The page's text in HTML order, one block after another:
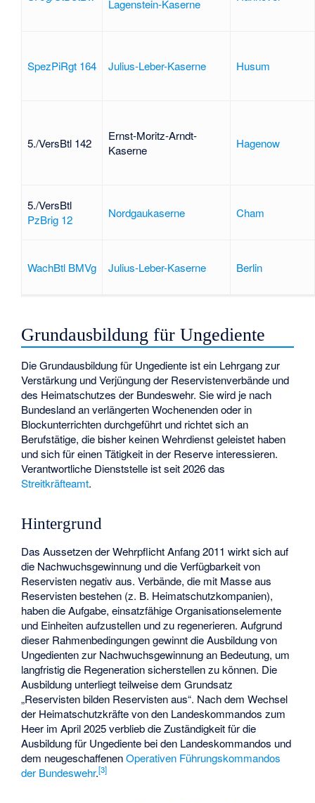
Lagenstein-Kaserne
SpezPiRgt 164 Julius-Leber-Kaserne Husum
5./VersBtl 142
Ernst-Moritz-Arndt-
Kaserne
Hagenow
5./VersBtl
PzBrig 12
Nordgaukaserne Cham
WachBtl BMVg Julius-Leber-Kaserne Berlin
Grundausbildung für Ungediente
Die Grundausbildung für Ungediente ist ein Lehrgang zur
Verstärkung und Verjüngung der Reservistenverbände und
des Heimatschutzes der Bundeswehr. Sie wird je nach
Bundesland an verlängerten Wochenenden oder in
Blockunterrichten durchgeführt und richtet sich an
Berufstätige, die bisher keinen Wehrdienst geleistet haben
und sich für einen Tätigkeit in der Reserve interessieren.
Verantwortliche Dienststelle ist seit 2026 das
Streitkräfteamt.
Hintergrund
Das Aussetzen der Wehrpflicht Anfang 2011 wirkt sich auf
die Nachwuchsgewinnung und die Verfügbarkeit von
Reservisten negativ aus. Verbände, die mit Masse aus
Reservisten bestehen (z. B. Heimatschutzkompanien),
haben die Aufgabe, einsatzfähige Organisationselemente
und Einheiten aufzustellen und zu regenerieren. Aufgrund
dieser Rahmenbedingungen gewinnt die Ausbildung von
Ungedienten zur Nachwuchsgewinnung an Bedeutung, um
langfristig die Regeneration sicherstellen zu können. Die
Ausbildung unterliegt teilweise dem Grundsatz
„Reservisten bilden Reservisten aus“. Nach dem Wechsel
der Heimatschutzkräfte von den Landeskommandos zum
Heer im April 2025 verblieb die Zuständigkeit für die
Ausbildung für Ungediente bei den Landeskommandos und
dem neugeschaffenenOperativen Führungskommandos
der Bundeswehr.[3]